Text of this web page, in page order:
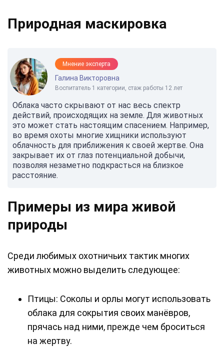
Природная маскировка
Мнение эксперта
Галина Викторовна
Воспитатель 1 категории, стаж работы 12 лет
Облака часто скрывают от нас весь спектр
действий, происходящих на земле. Для животных
это может стать настоящим спасением. Например,
во время охоты многие хищники используют
облачность для приближения к своей жертве. Она
закрывает их от глаз потенциальной добычи,
позволяя незаметно подкрасться на близкое
расстояние.
Примеры из мира живой
природы
Среди любимых охотничьих тактик многих
животных можно выделить следующее:
Птицы: Соколы и орлы могут использовать
облака для сокрытия своих манёвров,
прячась над ними, прежде чем броситься
на жертву.